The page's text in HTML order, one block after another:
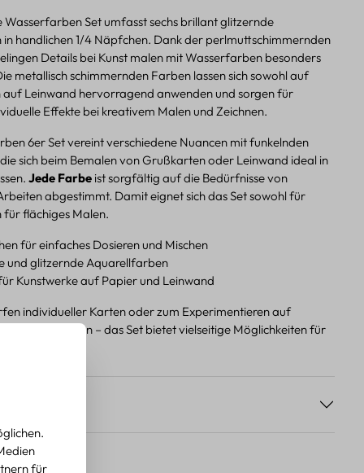
Wasserfarben Set umfasst sechs brillant glitzernde
handlichen 1/4 Näpfchen. Dank der perlmuttschimmernden
Details bei Kunst malen mit Wasserfarben besonders
metallisch schimmernden Farben lassen sich sowohl auf
auf Leinwand hervorragend anwenden und sorgen für
Effekte bei kreativem Malen und Zeichnen.
6er Set vereint verschiedene Nuancen mit funkelnden
sich beim Bemalen von Grußkarten oder Leinwand ideal in
Jede Farbeist sorgfältig auf die Bedürfnisse von
abgestimmt. Damit eignet sich das Set sowohl für
für flächiges Malen.
für einfaches Dosieren und Mischen
und glitzernde Aquarellfarben
Kunstwerke auf Papier und Leinwand
individueller Karten oder zum Experimentieren auf
Maluntergründen – das Set bietet vielseitige Möglichkeiten für
für